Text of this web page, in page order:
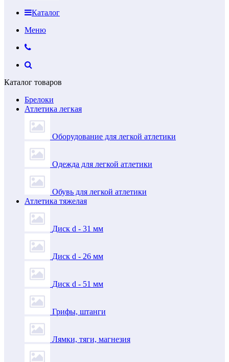
Каталог
Меню
Каталог товаров
Брелоки
Атлетика легкая
Оборудование для легкой атлетики
Одежда для легкой атлетики
Обувь для легкой атлетики
Атлетика тяжелая
Диск d - 31 мм
Диск d - 26 мм
Диск d - 51 мм
Грифы, штанги
Лямки, тяги, магнезия